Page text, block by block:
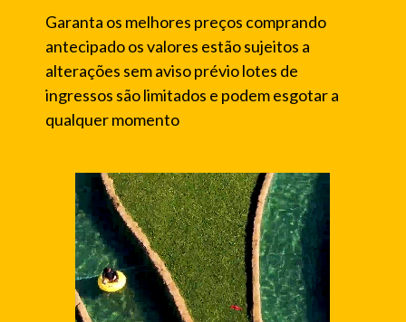
Garanta os melhores preços comprando
antecipado os valores estão sujeitos a
alterações sem aviso prévio lotes de
ingressos são limitados e podem esgotar a
qualquer momento